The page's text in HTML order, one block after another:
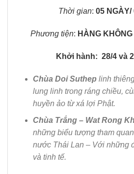
Thời gian: 05 NGÀY/
Phương tiện: HÀNG
Khởi hành: 28/4 và
Chùa Doi Sutheplinh
lung linh trong ráng chiều,
huyền ảo từ xá lợi Phật.
Chùa Trắng – Wat Rong
những biểu tượng tham
nước Thái Lan – Với những
và tinh tế.